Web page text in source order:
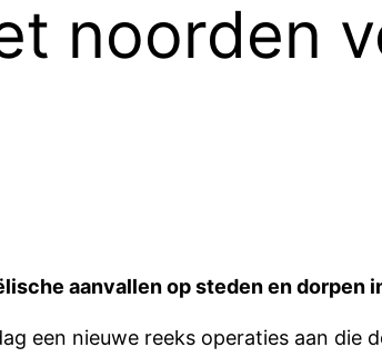
noorden
aanvallen op steden en dorpen
een nieuwe reeks operaties aan